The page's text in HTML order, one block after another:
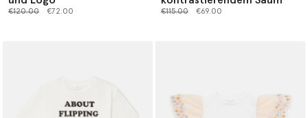
Preis reduziert von
€120.00bis€72.00 Preis reduziert von
€115.00bis€69.00